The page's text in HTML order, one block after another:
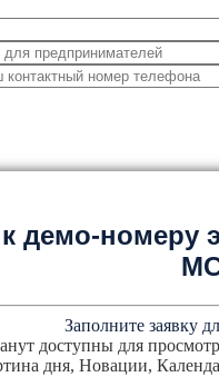
к демо-номеру
Заполните заявку
доступны для
дня, Новации,